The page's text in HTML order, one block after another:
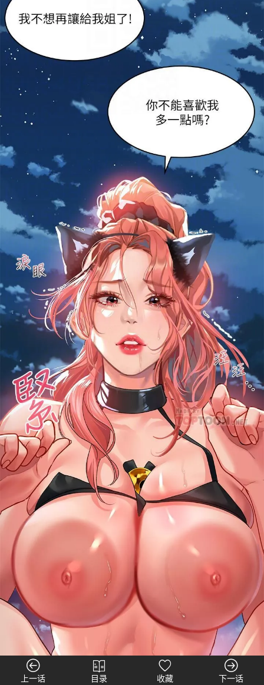
上一话 目录 收藏 下一话